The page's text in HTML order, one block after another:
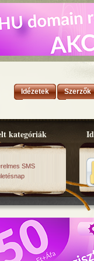
Idézetek Szerzők
kategóriák
SMS